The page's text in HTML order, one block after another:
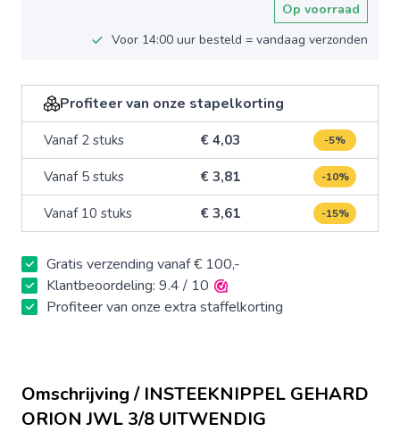
Op voorraad
Voor 14:00 uur besteld = vandaag verzonden
Profiteer van onze stapelkorting
Vanaf 2 stuks € 4,03 -5%
Vanaf 5 stuks € 3,81 -10%
Vanaf 10 stuks € 3,61 -15%
Gratis verzending vanaf € 100,-
Klantbeoordeling: 9.4 / 10
Profiteer van onze extra staffelkorting
Omschrijving / INSTEEKNIPPEL GEHARD
ORION JWL 3/8 UITWENDIG